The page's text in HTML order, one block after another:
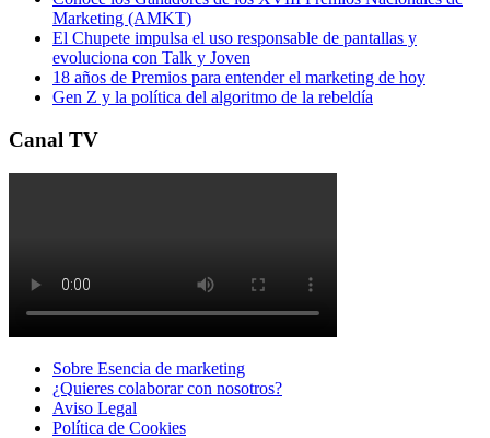
Marketing (AMKT)
El Chupete impulsa el uso responsable de pantallas y
evoluciona con Talk y Joven
18 años de Premios para entender el marketing de hoy
Gen Z y la política del algoritmo de la rebeldía
Canal TV
Sobre Esencia de marketing
¿Quieres colaborar con nosotros?
Aviso Legal
Polí­tica de Cookies